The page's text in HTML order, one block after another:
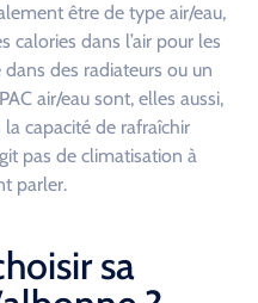
être de type air/eau,
calories dans l’air pour les
des radiateurs ou un
air/eau sont, elles aussi,
capacité de rafraîchir
pas de climatisation à
parler.
sa